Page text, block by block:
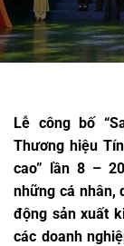
Lễ công bố
Thương hiệu
cao” lần 8 –
những cá nhân,
động sản xuất
các doanh